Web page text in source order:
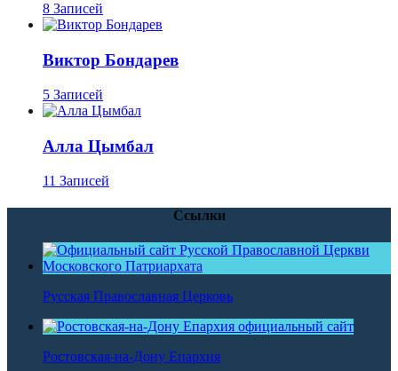
8 Записей
Виктор Бондарев
5 Записей
Алла Цымбал
11 Записей
Ссылки
Русская Православная Церковь
Ростовская-на-Дону Епархия